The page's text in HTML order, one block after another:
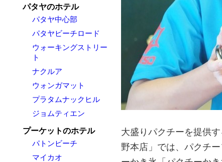
パタヤのホテル
パタヤ中心部
パタヤビーチロード
ウォーキングストリー
ト
ナクルア
ウォンガマット
プラタムナックヒル
ジョムティエン
プーケットのホテル
パトンビーチ
マイカオ
大盛りパクチーを提供
野本店」では、パクチ